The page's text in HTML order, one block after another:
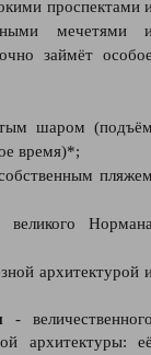
проспектами
мечетями
займёт
шаром
время)*;
архитектурой
-
архитектуры: